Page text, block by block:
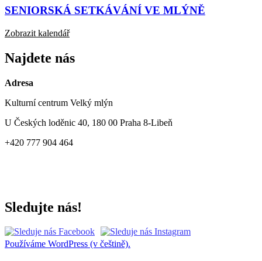
SENIORSKÁ SETKÁVÁNÍ VE MLÝNĚ
Zobrazit kalendář
Najdete nás
Adresa
Kulturní centrum Velký mlýn
U Českých loděnic 40, 180 00 Praha 8-Libeň
+420 777 904 464
Sledujte nás!
Používáme WordPress (v češtině).